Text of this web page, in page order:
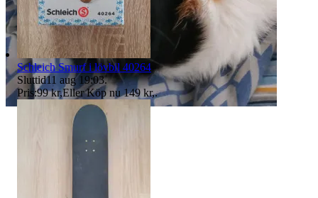
Schleich Smurf i lövbil 40264
Sluttid11 aug 19:03.
Pris:99 kr,Eller Köp nu 149 kr,.